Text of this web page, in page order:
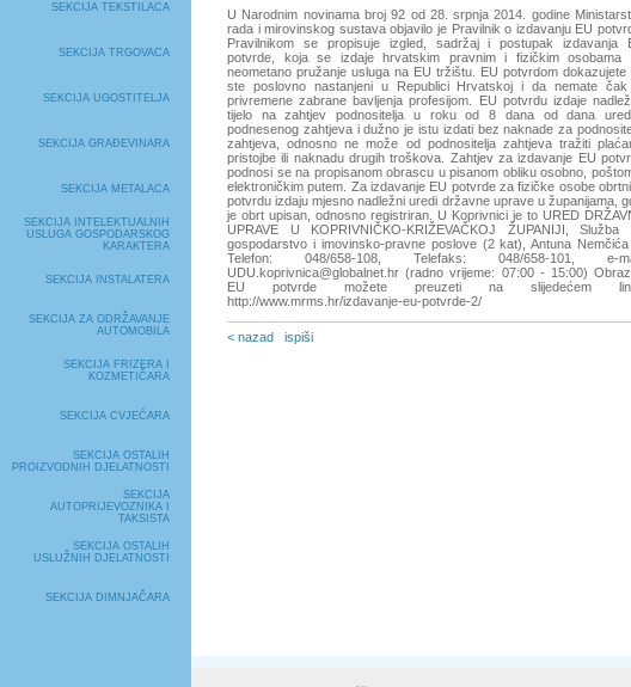
SEKCIJA TEKSTILACA
SEKCIJA TRGOVACA
SEKCIJA UGOSTITELJA
SEKCIJA GRAĐEVINARA
SEKCIJA METALACA
SEKCIJA INTELEKTUALNIH
USLUGA GOSPODARSKOG
KARAKTERA
SEKCIJA INSTALATERA
SEKCIJA ZA ODRŽAVANJE
AUTOMOBILA
SEKCIJA FRIZERA I
KOZMETIČARA
SEKCIJA CVJEĆARA
SEKCIJA OSTALIH
PROIZVODNIH DJELATNOSTI
SEKCIJA
AUTOPRIJEVOZNIKA I
TAKSISTA
SEKCIJA OSTALIH
USLUŽNIH DJELATNOSTI
SEKCIJA DIMNJAČARA
U Narodnim novinama broj 92 od 28. srpnja 2014. godine
rada i mirovinskog sustava objavilo je Pravilnik o izdavanju EU
Pravilnikom se propisuje izgled, sadržaj i postupak izdavanja
potvrde, koja se izdaje hrvatskim pravnim i fizičkim osobama
neometano pružanje usluga na EU tržištu. EU potvrdom dokazujete
ste poslovno nastanjeni u Republici Hrvatskoj i da nemate
privremene zabrane bavljenja profesijom. EU potvrdu izdaje
tijelo na zahtjev podnositelja u roku od 8 dana od dana
podnesenog zahtjeva i dužno je istu izdati bez naknade za
zahtjeva, odnosno ne može od podnositelja zahtjeva tražiti
pristojbe ili naknadu drugih troškova. Zahtjev za izdavanje EU
podnosi se na propisanom obrascu u pisanom obliku osobno,
elektroničkim putem. Za izdavanje EU potvrde za fizičke osobe
potvrdu izdaju mjesno nadležni uredi državne uprave u županijama,
je obrt upisan, odnosno registriran. U Koprivnici je to URED
UPRAVE U KOPRIVNIČKO-KRIŽEVAČKOJ ŽUPANIJI, Služba
gospodarstvo i imovinsko-pravne poslove (2 kat), Antuna Nemčića
Telefon: 048/658-108, Telefaks: 048/658-101, e-
UDU.koprivnica@globalnet.hr (radno vrijeme: 07:00 - 15:00)
EU potvrde možete preuzeti na slijedećem
http://www.mrms.hr/izdavanje-eu-potvrde-2/
< nazad ispiši